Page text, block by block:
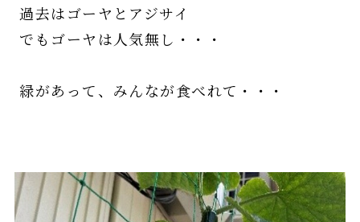
過去はゴーヤとアジサイ
でもゴーヤは人気無し・・・
緑があって、みんなが食べれて・・・